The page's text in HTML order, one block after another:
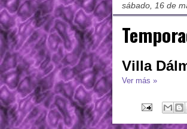
sábado, 16 de
Villa
Ver más »